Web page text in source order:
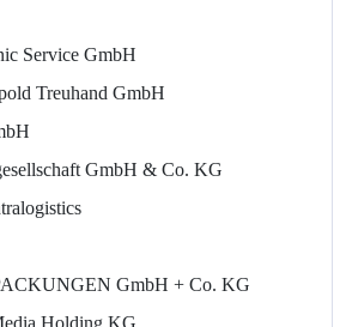
Service GmbH
Treuhand GmbH
GmbH & Co. KG
GmbH + Co. KG